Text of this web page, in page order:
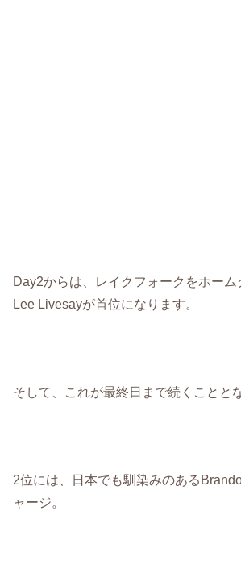
Day2からは、レイクフォークをホーム
Lee Livesayが首位になります。
そして、これが最終日まで続くことと
2位には、日本でも馴染みのある
ャージ。